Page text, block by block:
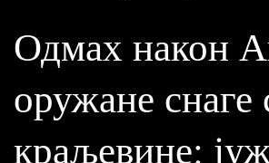
Одмах након
оружане снаге
краљевине: